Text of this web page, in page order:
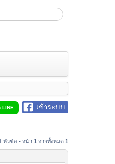
เข้าระบบ
LINE
1 หัวข้อ • หน้า 1 จากทั้งหมด 1